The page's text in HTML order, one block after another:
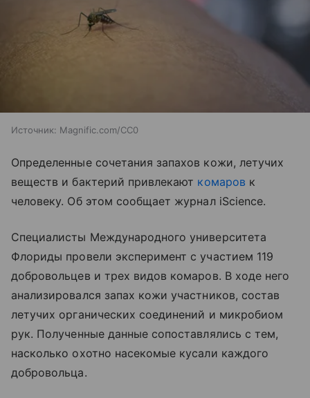
Источник: Magnific.com/CC0
Определенные сочетания запахов кожи, летучих
веществ и бактерий привлекают комаров к
человеку. Об этом сообщает журнал iScience.
Специалисты Международного университета
Флориды провели эксперимент с участием 119
добровольцев и трех видов комаров. В ходе него
анализировался запах кожи участников, состав
летучих органических соединений и микробиом
рук. Полученные данные сопоставлялись с тем,
насколько охотно насекомые кусали каждого
добровольца.